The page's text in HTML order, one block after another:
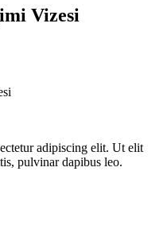
Vizesi
adipiscing elit. Ut elit
pulvinar dapibus leo.